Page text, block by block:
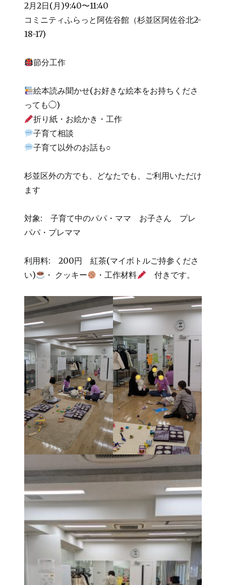
2月2日(月)9:40〜11:40
コミニティふらっと阿佐谷館（杉並区阿佐谷北2-
18-17)
節分工作
絵本読み聞かせ(お好きな絵本をお持ちくださ
っても◯)
折り紙・お絵かき・工作
子育て相談
子育て以外のお話も○
杉並区外の方でも、どなたでも、ご利用いただけ
ます
対象: 子育て中のパパ・ママ お子さん プレ
パパ・プレママ
利用料: 200円 紅茶(マイボトルご持参くださ
い)
・ クッキー ・工作材料 付きです。